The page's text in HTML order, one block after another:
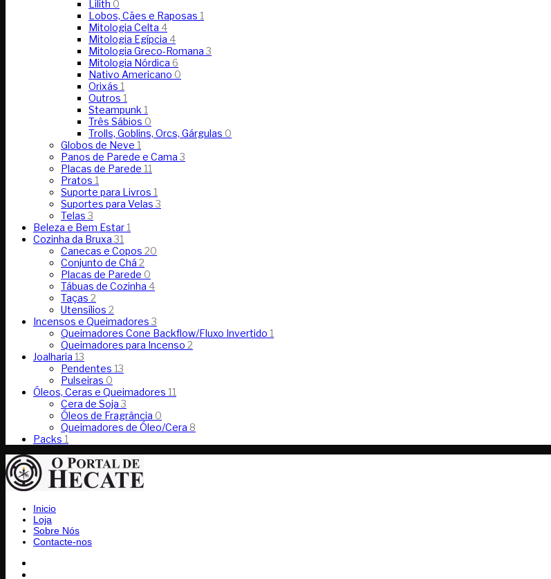
Lilith 0
Lobos, Cães e Raposas 1
Mitologia Celta 4
Mitologia Egípcia 4
Mitologia Greco-Romana3
Mitologia Nórdica 6
Nativo Americano 0
Orixás 1
Outros 1
Steampunk 1
Três Sábios 0
Trolls, Goblins, Orcs, Gárgulas 0
Globos de Neve 1
Panos de Parede e Cama3
Placas de Parede 11
Pratos 1
Suporte para Livros 1
Suportes para Velas3
Telas3
Beleza e Bem Estar 1
Cozinha da Bruxa31
Canecas e Copos 20
Conjunto de Chá 2
Placas de Parede 0
Tábuas de Cozinha 4
Taças 2
Utensílios 2
Incensos e Queimadores3
Queimadores Cone Backflow/Fluxo Invertido 1
Queimadores para Incenso 2
Joalharia 13
Pendentes 13
Pulseiras 0
Óleos, Ceras e Queimadores 11
Cera de Soja3
Óleos de Fragrância 0
Queimadores de Óleo/Cera 8
Packs 1
Inicio
Loja
Sobre Nós
Contacte-nos